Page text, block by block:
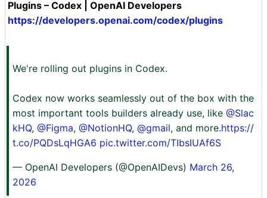
Plugins – Codex | OpenAI Developers
https://developers.openai.com/codex/plugins
We're rolling out plugins in Codex.
Codex now works seamlessly out of the box with the
most important tools builders already use, like @Slac
kHQ, @Figma, @NotionHQ, @gmail, and more.https://
t.co/PQDsLqHGA6 pic.twitter.com/TIbsIUAf6S
— OpenAI Developers (@OpenAIDevs) March 26,
2026